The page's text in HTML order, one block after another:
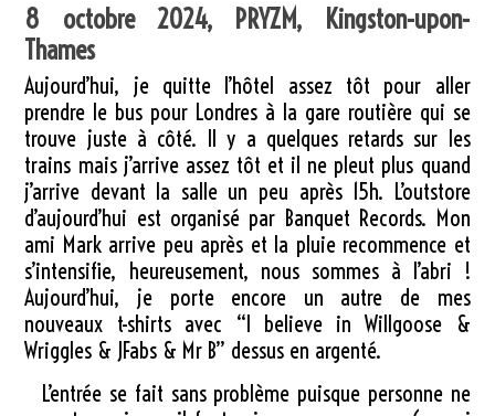
8 octobre 2024, PRYZM, Kingston-upon-
Thames
Aujourd’hui, je quitte l’hôtel assez tôt pour aller
prendre le bus pour Londres à la gare routière qui se
trouve juste à côté. Il y a quelques retards sur les
trains mais j’arrive assez tôt et il ne pleut plus quand
j’arrive devant la salle un peu après 15h. L’outstore
d’aujourd’hui est organisé par Banquet Records. Mon
ami Mark arrive peu après et la pluie recommence et
s’intensifie, heureusement, nous sommes à l’abri !
Aujourd’hui, je porte encore un autre de mes
nouveaux t-shirts avec “I believe in Willgoose &
Wriggles & JFabs & Mr B” dessus en argenté.
L’entrée se fait sans problème puisque personne ne